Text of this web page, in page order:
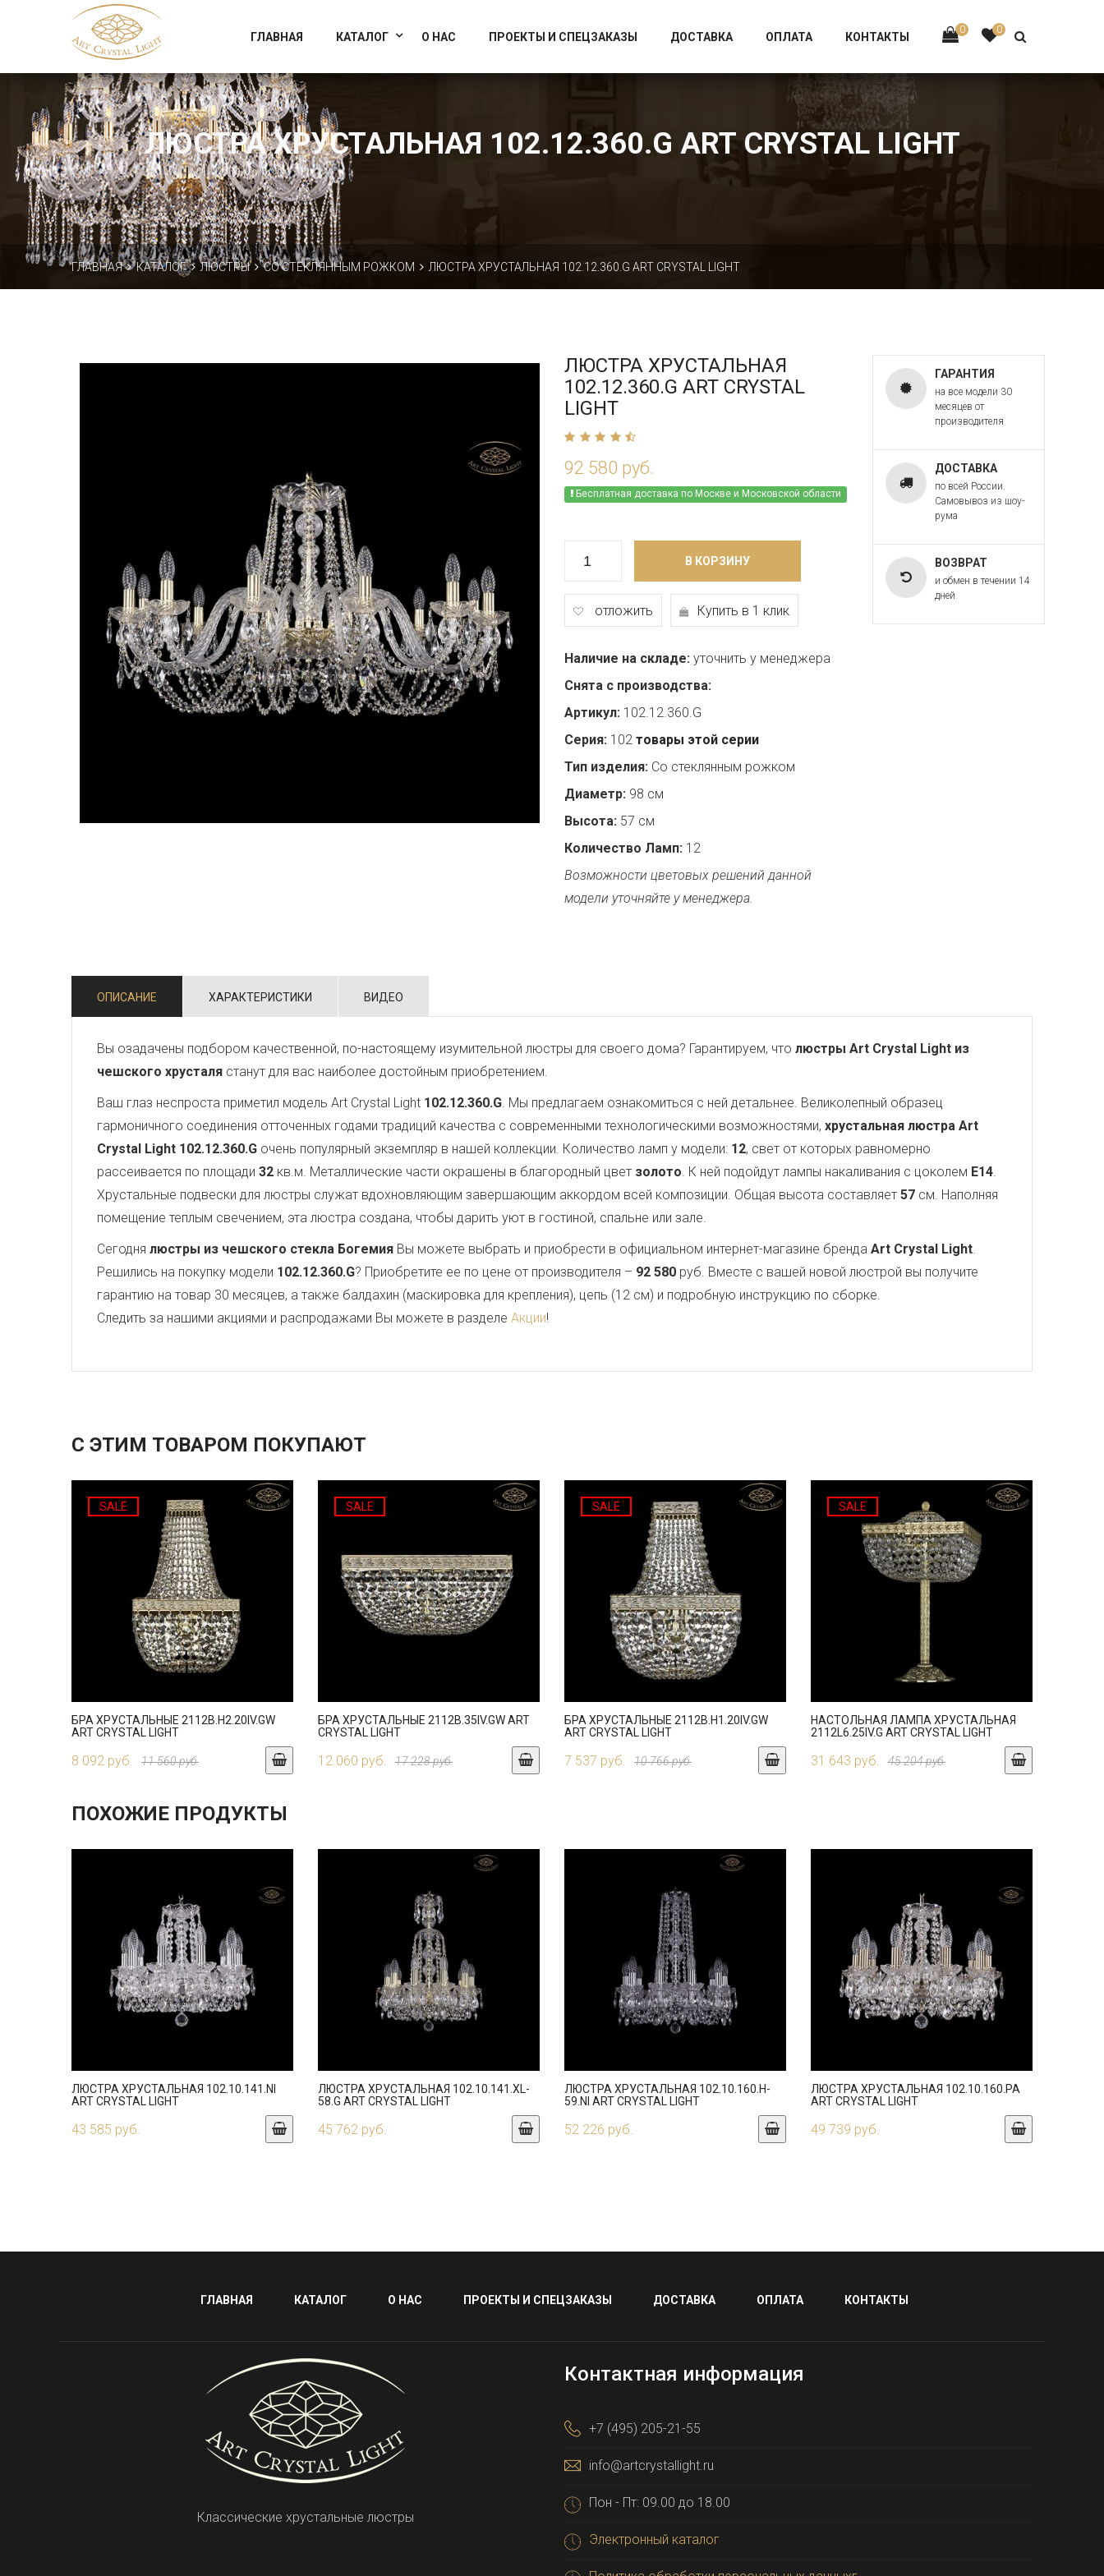
Официальный магазин фабрики Art Crystal Light
0 0
ГЛАВНАЯ КАТАЛОГ О НАС ПРОЕКТЫ И СПЕЦЗАКАЗЫ ДОСТАВКА ОПЛАТА КОНТАКТЫ
ЛЮСТРА ХРУСТАЛЬНАЯ 102.12.360.G ART CRYSTAL LIGHT
ГЛАВНАЯ КАТАЛОГ ЛЮСТРЫ СО СТЕКЛЯННЫМ РОЖКОМ ЛЮСТРА ХРУСТАЛЬНАЯ 102.12.360.G ART CRYSTAL LIGHT
ЛЮСТРА ХРУСТАЛЬНАЯ
102.12.360.G ART CRYSTAL
LIGHT
92 580 руб.
Бесплатная доставка по Москве и Московской области
В КОРЗИНУ
отложить Купить в 1 клик
Наличие на складе: уточнить у менеджера
Снята с производства:
Артикул: 102.12.360.G
Серия: 102 товары этой серии
Тип изделия: Со стеклянным рожком
Диаметр: 98 см
Высота: 57 см
Количество Ламп: 12
Возможности цветовых решений данной
модели уточняйте у менеджера.
ГАРАНТИЯ
на все модели 30
месяцев от
производителя
ДОСТАВКА
по всей России.
Самовывоз из шоу-
рума
ВОЗВРАТ
и обмен в течении 14
дней
ОПИСАНИЕ ХАРАКТЕРИСТИКИ ВИДЕО
Вы озадачены подбором качественной, по-настоящему изумительной люстры для своего дома? Гарантируем, что люстры Art Crystal Light из
чешского хрусталя станут для вас наиболее достойным приобретением.
Ваш глаз неспроста приметил модель Art Crystal Light 102.12.360.G. Мы предлагаем ознакомиться с ней детальнее. Великолепный образец
гармоничного соединения отточенных годами традиций качества с современными технологическими возможностями, хрустальная люстра Art
Crystal Light 102.12.360.G очень популярный экземпляр в нашей коллекции. Количество ламп у модели: 12, свет от которых равномерно
рассеивается по площади 32 кв.м. Металлические части окрашены в благородный цвет золото. К ней подойдут лампы накаливания с цоколем E14.
Хрустальные подвески для люстры служат вдохновляющим завершающим аккордом всей композиции. Общая высота составляет 57 см. Наполняя
помещение теплым свечением, эта люстра создана, чтобы дарить уют в гостиной, спальне или зале.
Сегодня люстры из чешского стекла Богемия Вы можете выбрать и приобрести в официальном интернет-магазине бренда Art Crystal Light.
Решились на покупку модели 102.12.360.G? Приобретите ее по цене от производителя – 92 580 руб. Вместе с вашей новой люстрой вы получите
гарантию на товар 30 месяцев, а также балдахин (маскировка для крепления), цепь (12 см) и подробную инструкцию по сборке.
Следить за нашими акциями и распродажами Вы можете в разделе Акции!
С ЭТИМ ТОВАРОМ ПОКУПАЮТ
SALE
БРА ХРУСТАЛЬНЫЕ 2112B.H2.20IV.GW
ART CRYSTAL LIGHT
8 092 руб. 11 560 руб.
SALE
БРА ХРУСТАЛЬНЫЕ 2112B.35IV.GW ART
CRYSTAL LIGHT
12 060 руб. 17 228 руб.
SALE
БРА ХРУСТАЛЬНЫЕ 2112B.H1.20IV.GW
ART CRYSTAL LIGHT
7 537 руб. 10 766 руб.
SALE
НАСТОЛЬНАЯ ЛАМПА ХРУСТАЛЬНАЯ
2112L6.25IV.G ART CRYSTAL LIGHT
31 643 руб. 45 204 руб.
ПОХОЖИЕ ПРОДУКТЫ
ЛЮСТРА ХРУСТАЛЬНАЯ 102.10.141.NI
ART CRYSTAL LIGHT
43 585 руб.
ЛЮСТРА ХРУСТАЛЬНАЯ 102.10.141.XL-
58.G ART CRYSTAL LIGHT
45 762 руб.
ЛЮСТРА ХРУСТАЛЬНАЯ 102.10.160.H-
59.NI ART CRYSTAL LIGHT
52 226 руб.
ЛЮСТРА ХРУСТАЛЬНАЯ 102.10.160.PA
ART CRYSTAL LIGHT
49 739 руб.
ГЛАВНАЯ КАТАЛОГ О НАС ПРОЕКТЫ И СПЕЦЗАКАЗЫ ДОСТАВКА ОПЛАТА КОНТАКТЫ
Классические хрустальные люстры
Контактная информация
+7 (495) 205-21-55
info@artcrystallight.ru
Пон - Пт: 09.00 до 18.00
Электронный каталог